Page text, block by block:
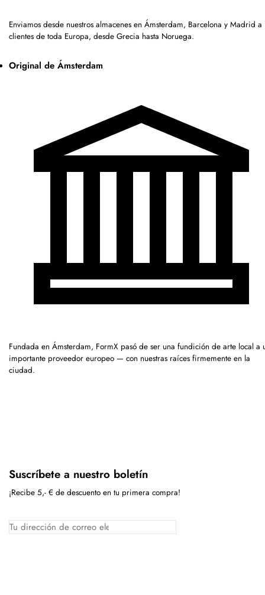
Enviamos desde nuestros almacenes en Ámsterdam, Barcelona y Madrid a
clientes de toda Europa, desde Grecia hasta Noruega.
Original de Ámsterdam
Fundada en Ámsterdam, FormX pasó de ser una fundición de arte local a
importante proveedor europeo — con nuestras raíces firmemente en la
ciudad.
Suscríbete a nuestro boletín
¡Recibe 5,- € de descuento en tu primera compra!